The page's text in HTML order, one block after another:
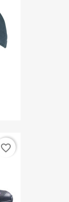
favorite_border